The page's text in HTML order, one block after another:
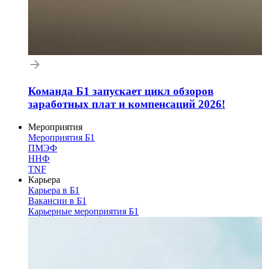
Команда Б1 запускает цикл обзоров
заработных плат и компенсаций 2026!
Мероприятия
Мероприятия Б1
ПМЭФ
ННФ
TNF
Карьера
Карьера в Б1
Вакансии в Б1
Карьерные мероприятия Б1